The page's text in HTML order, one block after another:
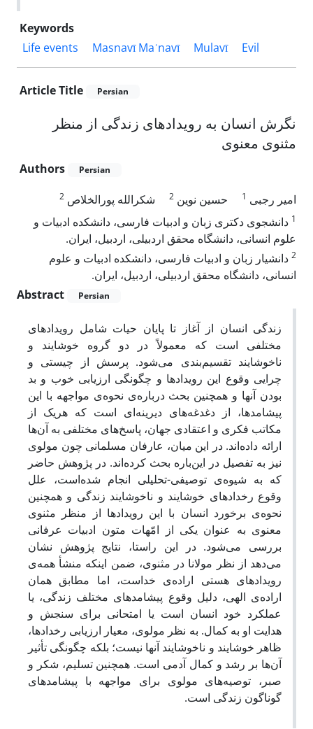
Keywords
Life events
Masnavī Maʿnavī Mulavī Evil
Article Title Persian
نگرش انسان به رویدادهای زندگی از منظر
مثنوی معنوی
Authors Persian
امیر رجبی 1 حسین نوین 2 شکرالله پورالخلاص 2
1 دانشجوی دکتری زبان و ادبیات فارسی، دانشکده ادبیات و
علوم انسانی، دانشگاه محقق اردبیلی، اردبیل، ایران.
2 دانشیار زبان و ادبیات فارسی، دانشکده ادبیات و علوم
انسانی، دانشگاه محقق اردبیلی، اردبیل، ایران.
Abstract
Persian
زندگی انسان از آغاز تا پایان حیات شامل رویدادهای
مختلفی است که معمولاً در دو گروه خوشایند و
ناخوشایند تقسیم‌بندی می‌شود. پرسش از چیستی و
چرایی وقوع این رویدادها و چگونگی ارزیابی خوب و بد
بودن آنها و همچنین بحث درباره‌ی نحوه‌ی مواجهه‌ با این
پیشامدها، از دغدغه‌های دیرینه‌ای است که هریک از
مکاتب فکری و اعتقادی جهان، پاسخ‌های مختلفی به آن‌ها
ارائه داده‌اند. در این میان، عارفان مسلمانی چون مولوی
نیز به تفصیل در این‌باره بحث کرده‌اند. در پژوهش حاضر
که به شیوه‌ی توصیفی-تحلیلی انجام شده‌است، علل
وقوع رخدادهای خوشایند و ناخوشایند زندگی و همچنین
نحوه‌ی برخورد انسان با این رویدادها از منظر مثنوی
معنوی به عنوان یکی از امّهات متون ادبیات عرفانی
بررسی می‌شود. در این راستا، نتایج پژوهش نشان
می‌دهد از نظر مولانا در مثنوی، ضمن اینکه منشأ همه‌ی
رویدادهای هستی اراده‌ی خداست، اما مطابق همان
اراده‌ی الهی، دلیل وقوع پیشامدهای مختلف زندگی، یا
عملکرد خود انسان است یا امتحانی برای سنجش و
هدایت او به کمال. به نظر مولوی، معیار ارزیابی رخدادها،
ظاهر خوشایند و ناخوشایند آنها نیست؛ بلکه چگونگی تأثیر
آن‌ها بر رشد و کمال آدمی است. همچنین تسلیم، شکر و
صبر، توصیه‌های مولوی برای مواجهه با پیشامدهای
گوناگون زندگی است.